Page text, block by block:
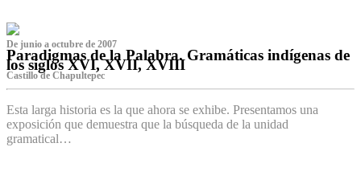
De junio a octubre de 2007
Paradigmas de la Palabra. Gramáticas indígenas de
los siglos XVI, XVII, XVIII
Castillo de Chapultepec
Esta larga historia es la que ahora se exhibe. Presentamos una
exposición que demuestra que la búsqueda de la unidad
gramatical…